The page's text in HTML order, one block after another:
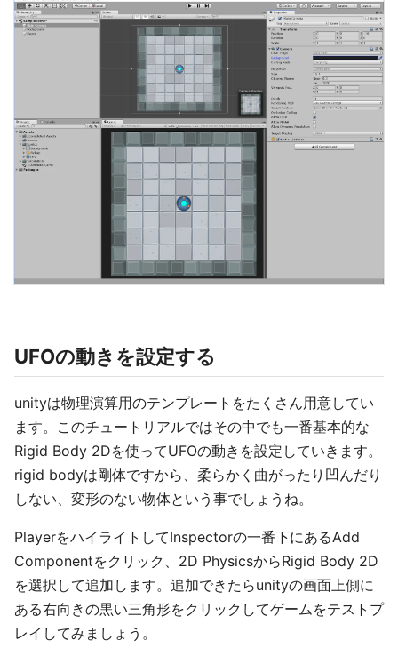
UFOの動きを設定する
unityは物理演算用のテンプレートをたくさん用意してい
ます。このチュートリアルではその中でも一番基本的な
Rigid Body 2Dを使ってUFOの動きを設定していきます。
rigid bodyは剛体ですから、柔らかく曲がったり凹んだり
しない、変形のない物体という事でしょうね。
PlayerをハイライトしてInspectorの一番下にあるAdd
Componentをクリック、2D PhysicsからRigid Body 2D
を選択して追加します。追加できたらunityの画面上側に
ある右向きの黒い三角形をクリックしてゲームをテストプ
レイしてみましょう。